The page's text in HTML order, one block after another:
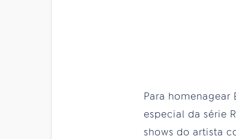
Para homenagear
especial da série
shows do artista